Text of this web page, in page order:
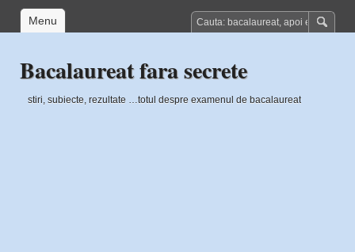
Menu
Bacalaureat fara secrete
stiri, subiecte, rezultate …totul despre examenul de bacalaureat